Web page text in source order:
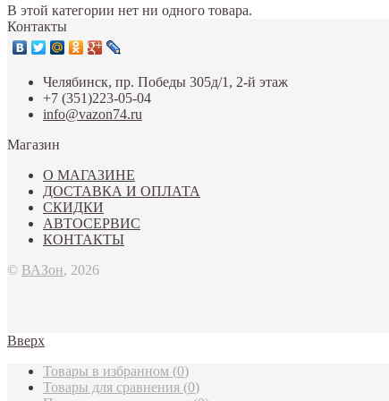
В этой категории нет ни одного товара.
Контакты
Челябинск, пр. Победы 305д/1, 2-й этаж
+7 (351)223-05-04
info@vazon74.ru
Магазин
О МАГАЗИНЕ
ДОСТАВКА И ОПЛАТА
СКИДКИ
АВТОСЕРВИС
КОНТАКТЫ
© ВАЗон, 2026
Вверх
Товары в избранном (0)
Товары для сравнения (0)